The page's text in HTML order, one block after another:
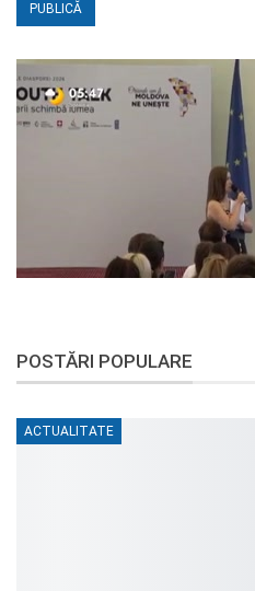
POSTĂRI POPULARE
ACTUALITATE